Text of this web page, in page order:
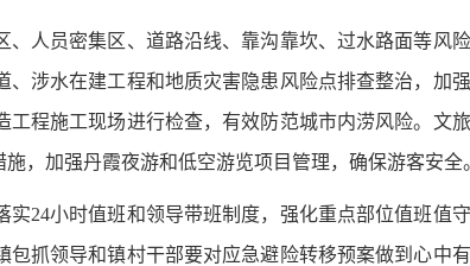
人员密集区、道路沿线、靠沟靠坎、过水路面等风
涉水在建工程和地质灾害隐患风险点排查整治，加
程施工现场进行检查，有效防范城市内涝风险。文
，加强丹霞夜游和低空游览项目管理，确保游客安全
实24小时值班和领导带班制度，强化重点部位值班值
抓领导和镇村干部要对应急避险转移预案做到心中